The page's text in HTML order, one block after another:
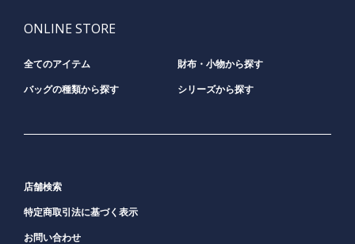
ONLINE STORE
全てのアイテム 財布・小物から探す
バッグの種類から探す シリーズから探す
店舗検索
特定商取引法に基づく表示
お問い合わせ